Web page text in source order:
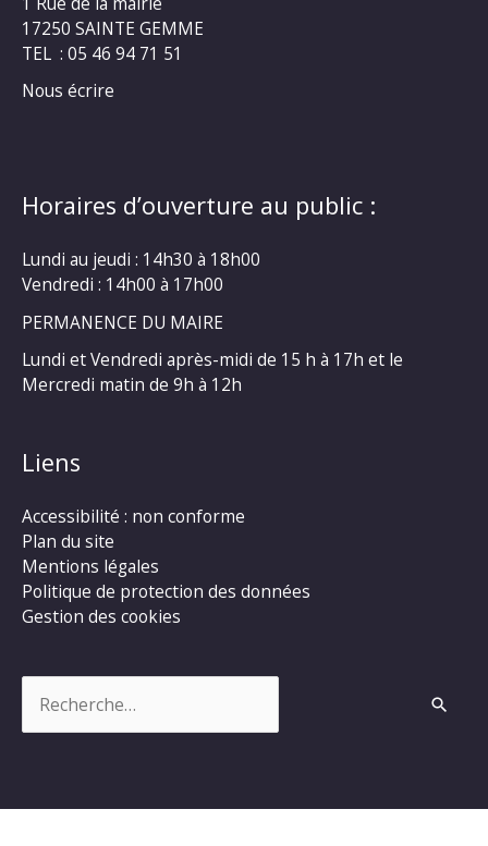
17250 SAINTE GEMME
TEL : 05 46 94 71 51
Nous écrire
Horaires d’ouverture au public :
Lundi au jeudi : 14h30 à 18h00
Vendredi : 14h00 à 17h00
PERMANENCE DU MAIRE
Lundi et Vendredi après-midi de 15 h à 17h et le
Mercredi matin de 9h à 12h
Liens
Accessibilité : non conforme
Plan du site
Mentions légales
Politique de protection des données
Gestion des cookies